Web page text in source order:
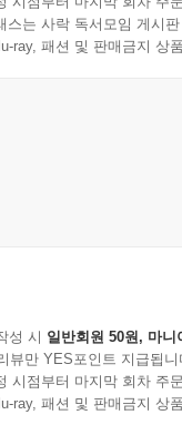
스는 사락 독서모임 게시
ray, 패션 및 판매금지 상
성 시 일반회원 50원, 마니
뷰만 YES포인트 지급됩니
시점부터 마지막 회차 주
ray, 패션 및 판매금지 상